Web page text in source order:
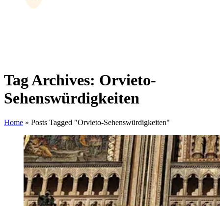
Tag Archives: Orvieto-
Sehenswürdigkeiten
Home » Posts Tagged "Orvieto-Sehenswürdigkeiten"